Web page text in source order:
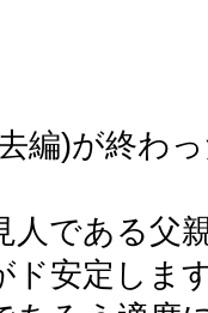
編)が終わ
人である父
ド安定しま